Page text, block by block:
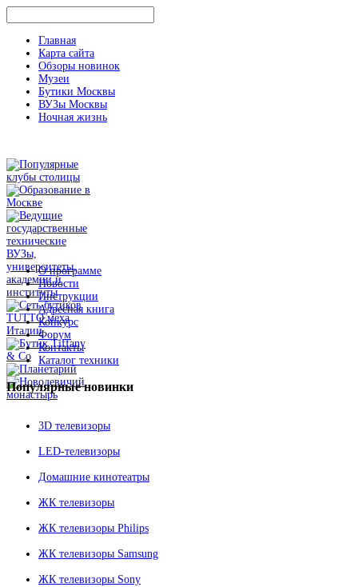
Главная
Карта сайта
Обзоры новинок
Музеи
Бутики Москвы
ВУЗы Москвы
Ночная жизнь
О программе
Новости
Инструкции
Адресная книга
Конкурс
Форум
Контакты
Каталог техники
Популярныеновинки
3D телевизоры
LED-телевизоры
Домашние кинотеатры
ЖК телевизоры
ЖК телевизоры Philips
ЖК телевизоры Samsung
ЖК телевизоры Sony